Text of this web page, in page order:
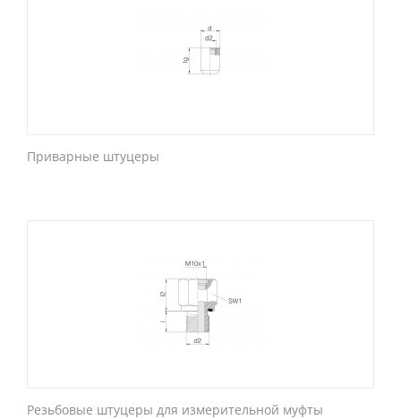
Приварные штуцеры
Резьбовые штуцеры для измерительной муфты